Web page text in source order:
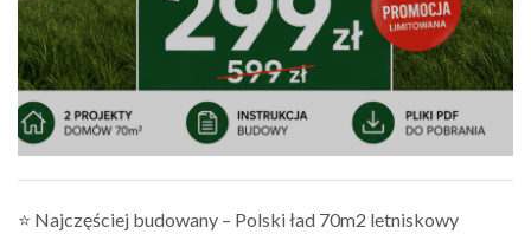
⭐ Najczęściej budowany – Polski ład 70m2 letniskowy